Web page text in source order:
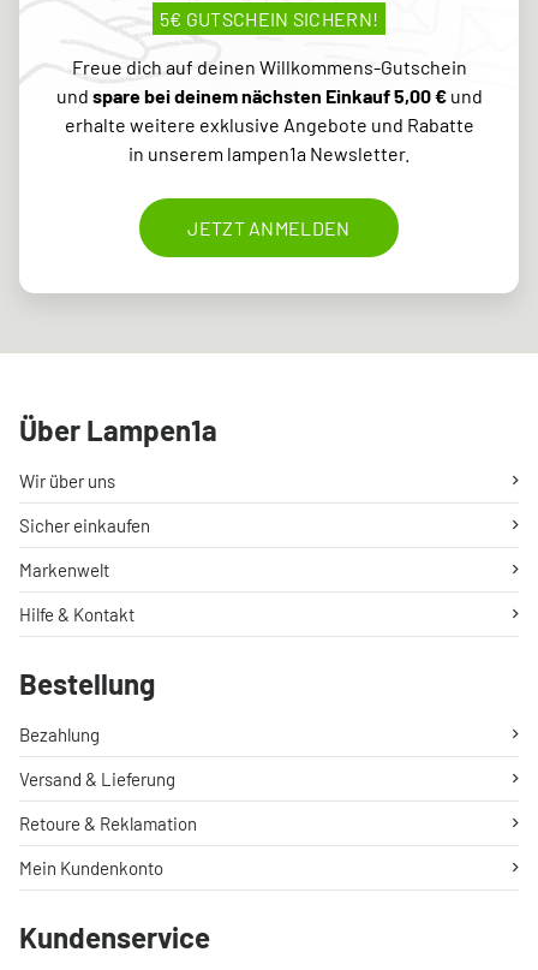
5€ GUTSCHEIN SICHERN!
Freue dich auf deinen Willkommens-Gutschein
und spare bei deinem nächsten Einkauf 5,00 €und
erhalte weitere exklusive Angebote und Rabatte
in unserem lampen1a Newsletter.
JETZT ANMELDEN
Über Lampen1a
Wir über uns
Sicher einkaufen
Markenwelt
Hilfe & Kontakt
Bestellung
Bezahlung
Versand & Lieferung
Retoure & Reklamation
Mein Kundenkonto
Kundenservice